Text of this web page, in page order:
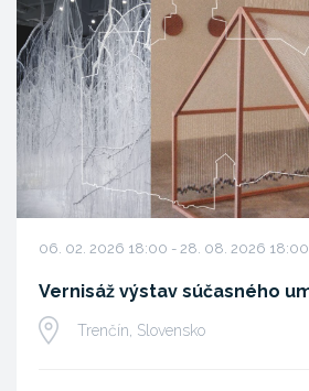
06. 02. 2026 18:00 - 28. 08. 2026 18:00
Vernisáž výstav súčasného
Trenčín, Slovensko